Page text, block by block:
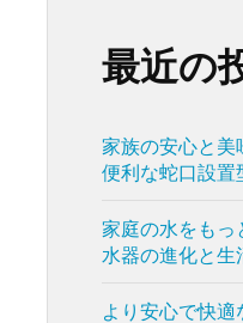
最近の
家族の安心と美
便利な蛇口設置
家庭の水をもっ
水器の進化と生
より安心で快